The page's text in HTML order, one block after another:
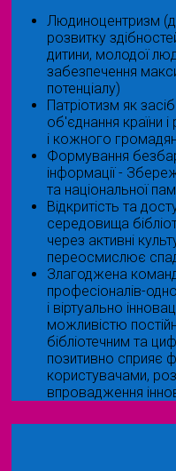
Людиноцентризм
розвитку
дитини, молодої
забезпечення
потенціалу)
Патріотизм як
об'єднання країни
і кожного
Формування
інформації -
та національної
Відкритість та
середовища
через активні
переосмислює
Злагоджена
професіоналів-
і віртуально
можливістю
бібліотечним та
позитивно сприяє
користувачами,
впровадження